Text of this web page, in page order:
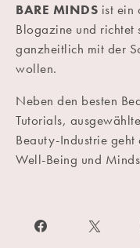
BARE MINDS ist ein
Blogazine und richtet
ganzheitlich mit der
wollen.
Neben den besten
Tutorials,
Beauty-Industrie geht
Well-Being und